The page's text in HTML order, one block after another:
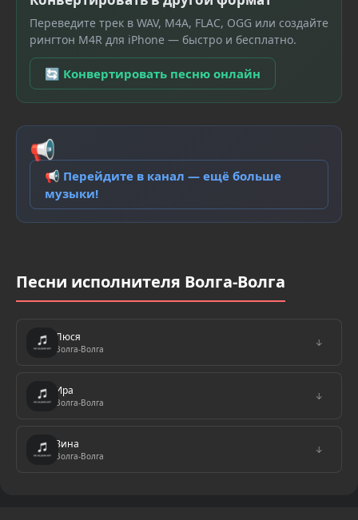
Переведите трек в WAV, M4A, FLAC, OGG или создайте
рингтон M4R для iPhone — быстро и бесплатно.
🔄 Конвертировать песню онлайн
📢
📢 Перейдите в канал — ещё больше
музыки!
Песни исполнителя Волга-Волга
Люся
Волга-Волга
↓
Ира
Волга-Волга
↓
Зина
Волга-Волга
↓